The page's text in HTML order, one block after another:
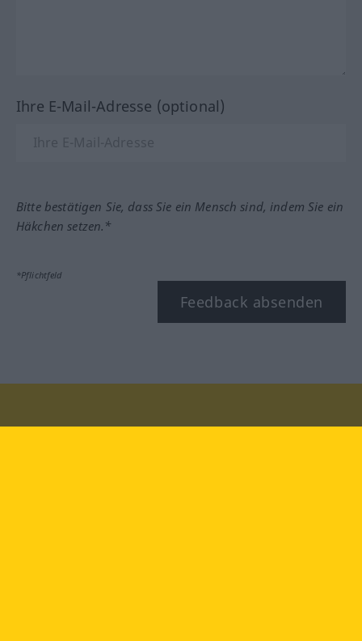
Ihre E-Mail-Adresse (optional)
Bitte bestätigen Sie, dass Sie ein Mensch sind, indem Sie ein
Häkchen setzen.*
*Pflichtfeld
Feedback absenden
Besuchen Sie uns auf: